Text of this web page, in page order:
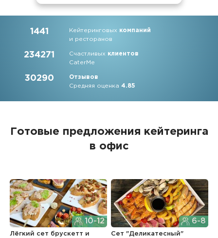
1441 Кейтеринговых компаний
и ресторанов
234271 Счастливых клиентов
CaterMe
30290
Отзывов
Средняя оценка4.85
Готовые предложения кейтеринга
в офис
10-12
Лёгкий сет брускетт и
6-8
Сет "Деликатесный"